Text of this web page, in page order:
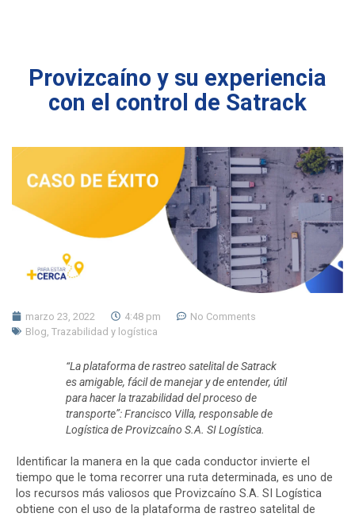
Provizcaíno y su experiencia
con el control de Satrack
marzo 23, 2022 4:48 pm
No Comments
Blog Trazabilidad y logística
“La plataforma de rastreo satelital de Satrack
es amigable, fácil de manejar y de entender, útil
para hacer la trazabilidad del proceso de
transporte”: Francisco Villa, responsable de
Logística de Provizcaíno S.A. SI Logística.
Identificar la manera en la que cada conductor invierte el
tiempo que le toma recorrer una ruta determinada, es uno de
los recursos más valiosos que Provizcaíno S.A. SI Logística
obtiene con el uso de la plataforma de rastreo satelital de